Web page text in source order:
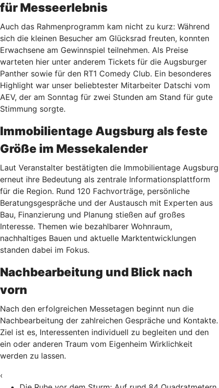
für Messeerlebnis
Auch das Rahmenprogramm kam nicht zu kurz: Während
sich die kleinen Besucher am Glücksrad freuten, konnten
Erwachsene am Gewinnspiel teilnehmen. Als Preise
warteten hier unter anderem Tickets für die Augsburger
Panther sowie für den RT1 Comedy Club. Ein besonderes
Highlight war unser beliebtester Mitarbeiter Datschi vom
AEV, der am Sonntag für zwei Stunden am Stand für gute
Stimmung sorgte.
Immobilientage Augsburg als feste
Größe im Messekalender
Laut Veranstalter bestätigten die Immobilientage Augsburg
erneut ihre Bedeutung als zentrale Informationsplattform
für die Region. Rund 120 Fachvorträge, persönliche
Beratungsgespräche und der Austausch mit Experten aus
Bau, Finanzierung und Planung stießen auf großes
Interesse. Themen wie bezahlbarer Wohnraum,
nachhaltiges Bauen und aktuelle Marktentwicklungen
standen dabei im Fokus.
Nachbearbeitung und Blick nach
vorn
Nach den erfolgreichen Messetagen beginnt nun die
Nachbearbeitung der zahlreichen Gespräche und Kontakte.
Ziel ist es, Interessenten individuell zu begleiten und den
ein oder anderen Traum vom Eigenheim Wirklichkeit
werden zu lassen.
‹